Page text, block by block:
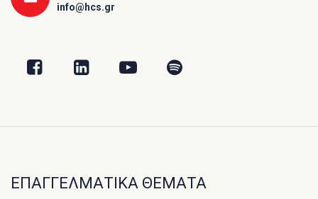
info@hcs.gr
ΕΠΑΓΓΕΛΜΑΤΙΚΑ ΘΕΜΑΤΑ